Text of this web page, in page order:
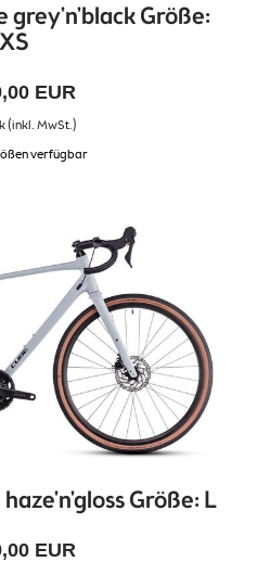
grey'n'black Größe:
XS
EUR
(inkl. MwSt.)
verfügbar
Größe: L
EUR